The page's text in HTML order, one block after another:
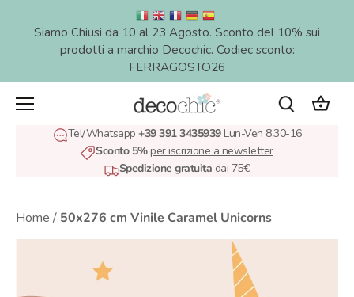
Siamo Chiusi da 10 al 23 Agosto. Sconto del 10% sui
prodotti a marchio Decochic. Codiec sconto:
FERRAGOSTO26
Tel/Whatsapp +39 391 3435939Lun-Ven 8.30-16
Sconto 5%per iscrizione a newsletter
Spedizione gratuita dai 75€
Home / 50x276 cm Vinile Caramel Unicorns